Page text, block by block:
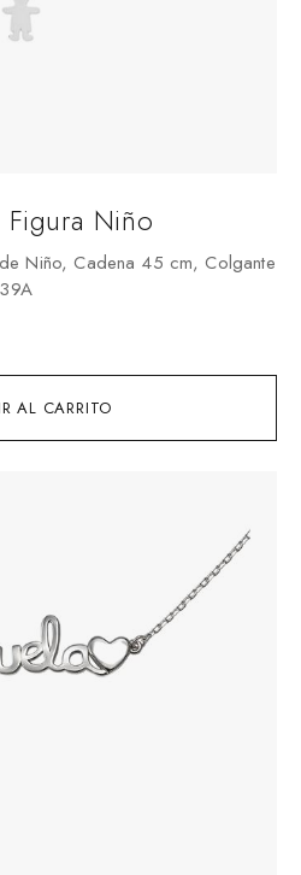
AL CARRITO
Niño
Niño, Cadena 45 cm, Colgante